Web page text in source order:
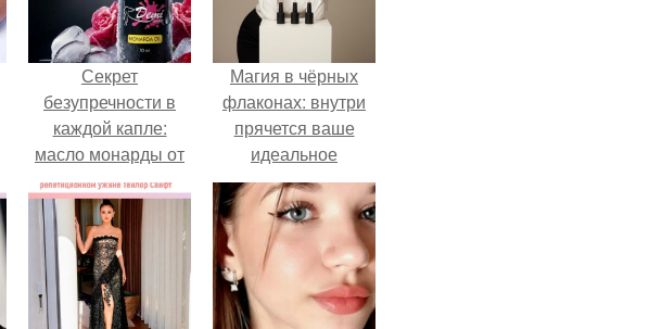
Секрет
безупречности в
каждой капле:
масло монарды от
Demi Sweet.
Магия в чёрных
флаконах: внутри
прячется ваше
идеальное
настроение.